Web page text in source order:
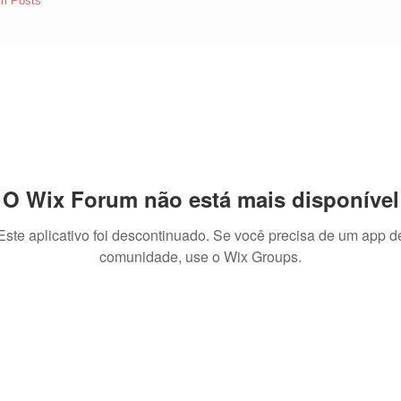
O Wix Forum não está mais disponível
aplicativo foi descontinuado. Se você precisa de um app
comunidade, use o Wix Groups.